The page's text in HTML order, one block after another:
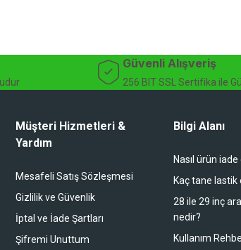
full konfor
Güvenli Alışveriş
256 BIT SSL Sertifika ile
Müşteri Hizmetleri &
Yardım
Mesafeli Satış Sözleşmesi
Gizlilik ve Güvenlik
İptal ve İade Şartları
Şifremi Unuttum
Bilgi Alanı
Nasıl ürün
Kaç tane lastik
28 ile 29 inç
nedir?
Kullanım